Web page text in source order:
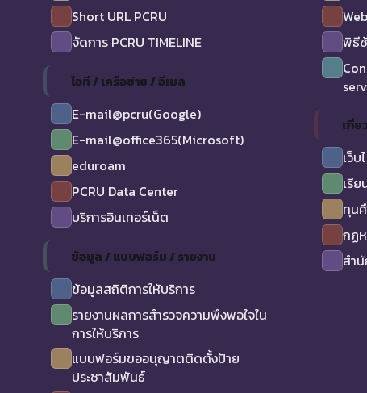
Short URL PCRU
จัดการ PCRU TIMELINE
ไอที / เครือข่าย / อีเมล
E-mail@pcru(Google)
E-mail@office365(Microsoft)
eduroam
PCRU Data Center
บริการอินเทอร์เน็ต
ข้อมูล / แบบฟอร์ม / รายงาน
ข้อมูลสถิติการให้บริการ
รายงานผลการสำรวจความพึงพอใจใน
การให้บริการ
แบบฟอร์มขออนุญาตติดตั้งป้าย
ประชาสัมพันธ์
พิธี
เกี่
เว็
เรี
ทุน
กฏ
สำ